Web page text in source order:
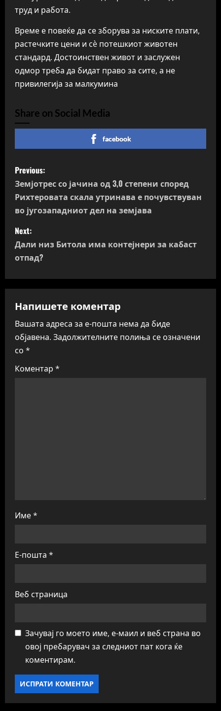
труд и работа.
Време е повеќе да се зборува за ниските плати,
растечките цени и сè потешкиот животен
стандард. Достоинствен живот и заслужен
одмор треба да бидат право за сите, а не
привилегија за малкумина
Share on Social Media
facebook
P
o
s
t
n
v
i
g
a
t
Previous:
Земјотрес со јачина од 3,0 степени според
Рихтеровата скала утринава е почувствуван
во југозападниот дел на земјава
Next:
Дали низ Битола има контејнери за кабаст
отпад?
Напишете коментар
Вашата адреса за е-пошта нема да биде
објавена. Задолжителните полиња се означени
со *
Коментар *
Име*
Е-пошта *
Веб страница
Зачувај го моето име, е-маил и веб страна во
овој пребарувач за следниот пат кога ќе
коментирам.